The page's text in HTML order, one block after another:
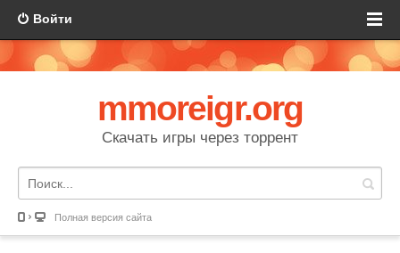
Войти
mmoreigr.org
Скачать игры через торрент
Полная версия сайта